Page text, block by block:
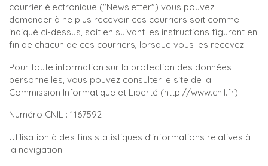
courrier électronique ("Newsletter") vous pouvez
demander à ne plus recevoir ces courriers soit comme
indiqué ci-dessus, soit en suivant les instructions figurant en
fin de chacun de ces courriers, lorsque vous les recevez.
Pour toute information sur la protection des données
personnelles, vous pouvez consulter le site de la
Commission Informatique et Liberté (http://www.cnil.fr)
Numéro CNIL : 1167592
Utilisation à des fins statistiques d'informations relatives à
la navigation